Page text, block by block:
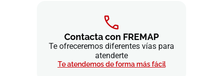
Contacta con FREMAP
Te ofreceremos diferentes vías para
atenderte
Te atendemos de forma más fácil